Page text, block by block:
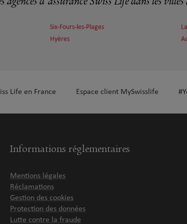
Six-Fours-les-Plages
Hyères
Life en France Espace client MySwisslife
Informations réglementaires
Mentions légales
Réclamations
Gestion des cookies
Protection des données
Lutte contre la fraude